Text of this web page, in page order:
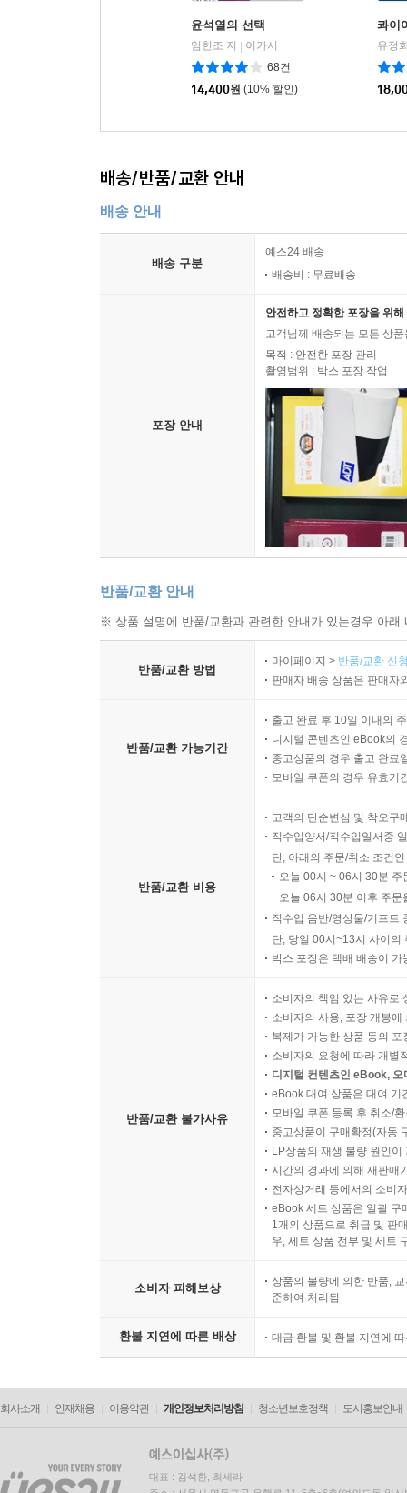
윤석열의 선택
임헌조 저
이가서
68건
14,400원 (10% 할인)
콰이
배송/반품/교환 안내
배송 안내
배송 구분
예스24 배송
배송비 : 무료배송
포장 안내
안전하고 정확한 포장을 위
고객님께 배송되는 모든 상
목적 : 안전한 포장 관리
촬영범위 : 박스 포장 작업
반품/교환 안내
※ 상품 설명에 반품/교환과 관련한 안내가 있는경우 아
반품/교환 방법
마이페이지 > 반품/교환 신
판매자 배송 상품은 판매자
반품/교환 가능기간
출고 완료 후 10일 이내의
디지털 콘텐츠인 eBook의
중고상품의 경우 출고 완료
모바일 쿠폰의 경우 유효기
반품/교환 비용
고객의 단순변심 및 착오구
직수입양서/직수입일서중
단, 아래의 주문/취소 조건
오늘 00시 ~ 06시 30분
오늘 06시 30분 이후 주
직수입 음반/영상물/기프트
단, 당일 00시~13시 사이의
박스 포장은 택배 배송이
반품/교환 불가사유
소비자의 책임 있는 사유로
소비자의 사용, 포장 개봉
복제가 가능한 상품 등의
소비자의 요청에 따라 개별
디지털 컨텐츠인 eBook,
eBook 대여 상품은 대여 기
모바일 쿠폰 등록 후 취소/
중고상품이 구매확정(자동
LP상품의 재생 불량 원인
시간의 경과에 의해 재판매
전자상거래 등에서의 소비
eBook 세트 상품은 일괄 구
1개의 상품으로 취급 및 판
우, 세트 상품 전부 및 세트
소비자 피해보상
상품의 불량에 의한 반품,
준하여 처리됨
환불 지연에 따른 배상 대금 환불 및 환불 지연에
회사소개 인재채용 이용약관 개인정보처리방침 청소년보호정책 도서홍보안내
대표 : 김석환, 최세라